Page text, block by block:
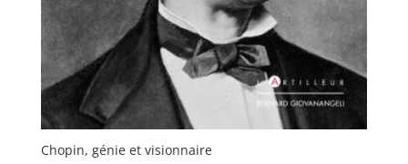
Chopin, génie et visionnaire